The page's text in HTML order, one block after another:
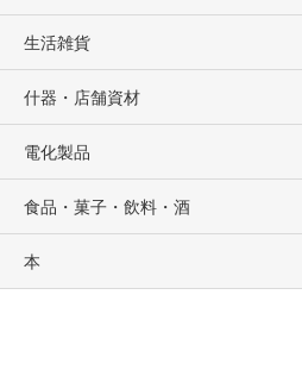
生活雑貨
什器・店舗資材
電化製品
食品・菓子・飲料・酒
本